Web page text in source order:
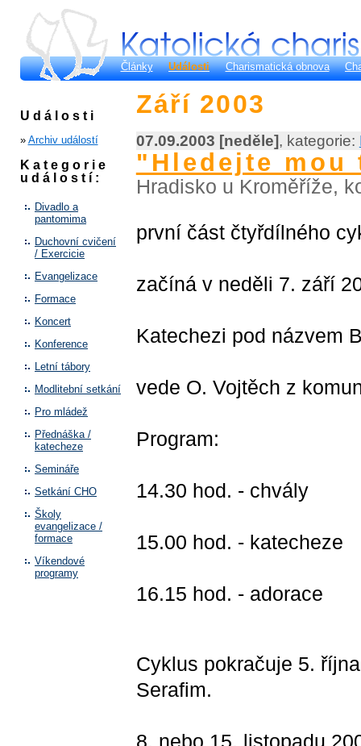
Články Události Charismatická obnova
Události
» Archiv událostí
Kategorie
událostí:
Divadlo a
pantomima
Duchovní cvičení
/ Exercicie
Evangelizace
Formace
Koncert
Konference
Letní tábory
Modlitební setkání
Pro mládež
Přednáška /
katecheze
Semináře
Setkání CHO
Školy
evangelizace /
formace
Víkendové
programy
Září 2003
07.09.2003 [neděle], kategorie:
"Hledejte mou
Hradisko u Kroměříže,
první část čtyřdílného
začíná v neděli 7. září
Katechezi pod názvem
vede O. Vojtěch z
Program:
14.30 hod. - chvály
15.00 hod. - katecheze
16.15 hod. - adorace
Cyklus pokračuje 5.
Serafim.
8. nebo 15. listopadu